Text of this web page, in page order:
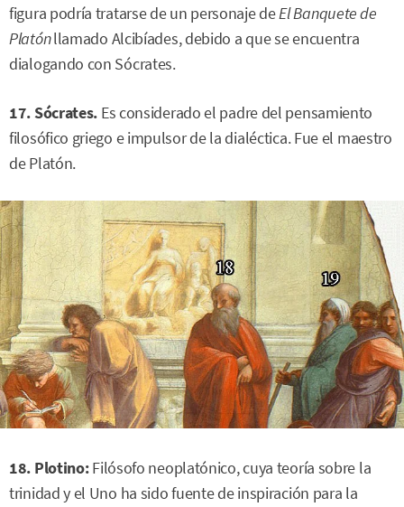
figura podría tratarse de un personaje deEl Banquete de
Platónllamado Alcibíades, debido a que se encuentra
dialogando con Sócrates.
17. Sócrates. Es considerado el padre del pensamiento
filosófico griego e impulsor de la dialéctica. Fue el maestro
de Platón.
18. Plotino:Filósofo neoplatónico, cuya teoría sobre la
trinidad y el Uno ha sido fuente de inspiración para la